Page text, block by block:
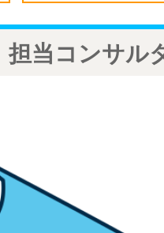
担当コンサル